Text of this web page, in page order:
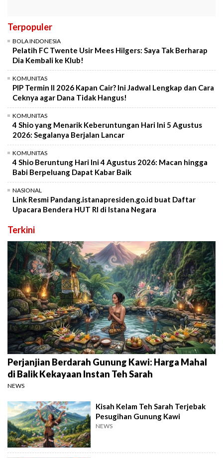
Terpopuler
BOLA INDONESIA
Pelatih FC Twente Usir Mees Hilgers: Saya Tak Berharap
Dia Kembali ke Klub!
KOMUNITAS
PIP Termin II 2026 Kapan Cair? Ini Jadwal Lengkap dan Cara
Ceknya agar Dana Tidak Hangus!
KOMUNITAS
4 Shio yang Menarik Keberuntungan Hari Ini 5 Agustus
2026: Segalanya Berjalan Lancar
KOMUNITAS
4 Shio Beruntung Hari Ini 4 Agustus 2026: Macan hingga
Babi Berpeluang Dapat Kabar Baik
NASIONAL
Link Resmi Pandang.istanapresiden.go.id buat Daftar
Upacara Bendera HUT RI di Istana Negara
Terkini
Perjanjian Berdarah Gunung Kawi: Harga Mahal
di Balik Kekayaan Instan Teh Sarah
NEWS
Kisah Kelam Teh Sarah Terjebak
Pesugihan Gunung Kawi
NEWS